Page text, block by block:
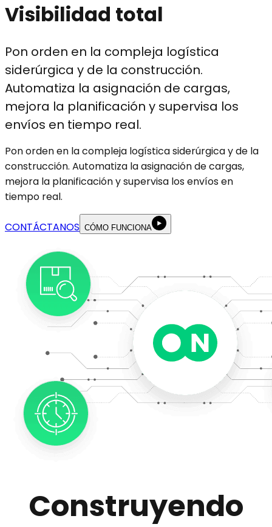
Visibilidad total
Pon orden en la compleja logística
siderúrgica y de la construcción.
Automatiza la asignación de cargas,
mejora la planificación y supervisa los
envíos en tiempo real.
Pon orden en la compleja logística siderúrgica y de la
construcción. Automatiza la asignación de cargas,
mejora la planificación y supervisa los envíos en
tiempo real.
CONTÁCTANOS CÓMO FUNCIONA
Construyendo